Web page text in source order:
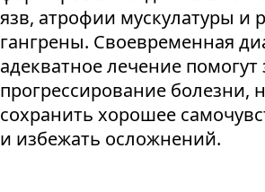
язв, атрофии мускулатуры и
гангрены. Своевременная
адекватное лечение
прогрессирование болезни,
сохранить хорошее
и избежать осложнений.